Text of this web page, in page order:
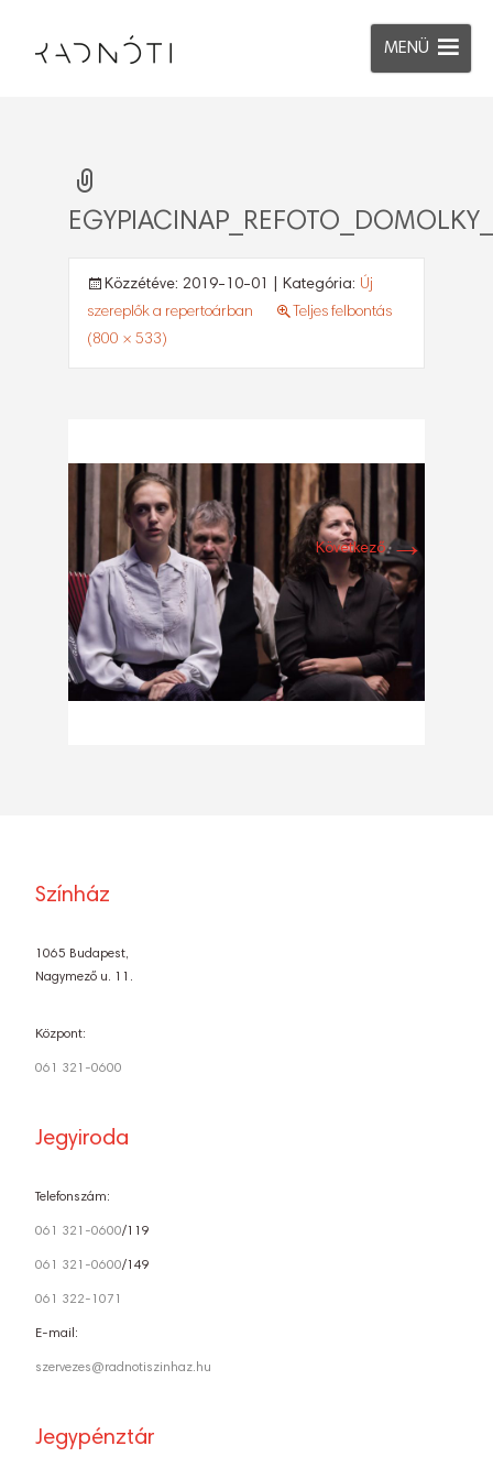
MENÜ
Közzétéve: 2019-10-01 | Kategória: Új
szereplők a repertoárban
Teljes felbontás
(800 × 533)
Következő→
Színház
1065 Budapest,
Nagymező u. 11.
Központ:
061 321-0600
Jegyiroda
Telefonszám:
061 321-0600/119
061 321-0600/149
061 322-1071
E-mail:
szervezes@radnotiszinhaz.hu
Jegypénztár